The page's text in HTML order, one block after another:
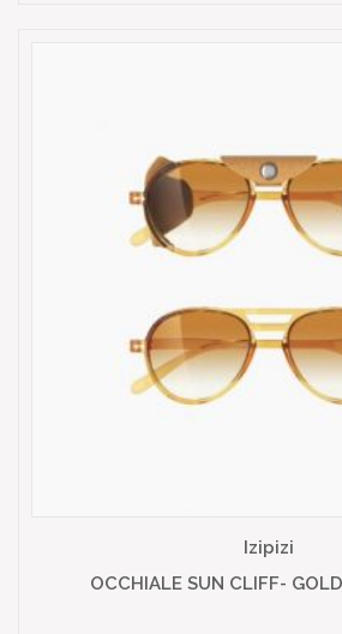
Izipizi
OCCHIALE SUN CLIFF-